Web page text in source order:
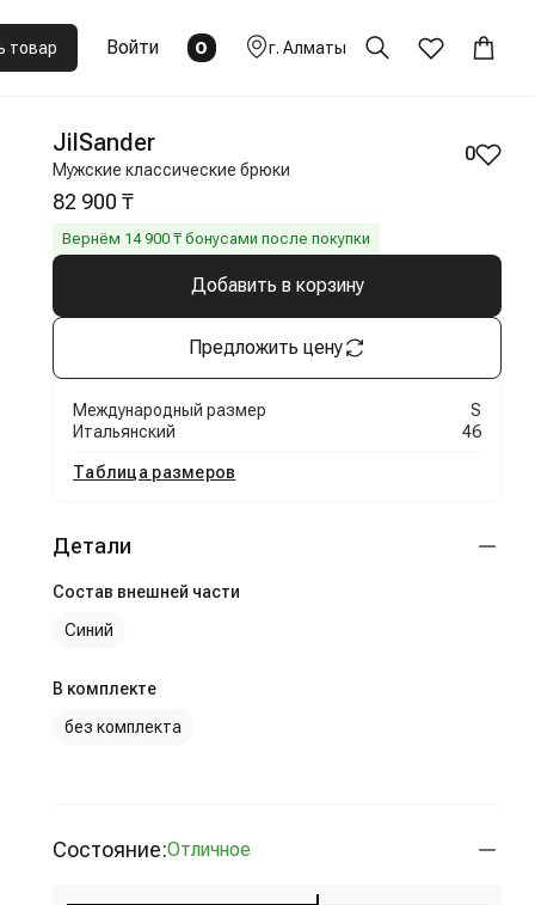
товар Войти 0 г. Алматы
JilSander
Мужские классические брюки
0
82 900 ₸
Вернём 14 900 ₸ бонусами после покупки
Добавить в корзину
Предложить цену
Международный размер
S
Итальянский
46
Таблица размеров
Детали
Состав внешней части
Синий
В комплекте
без комплекта
Состояние:Отличное